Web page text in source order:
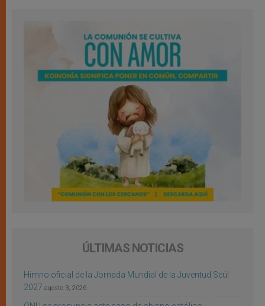
ÚLTIMAS NOTICIAS
Himno oficial de la Jornada Mundial de la Juventud Seúl
2027 agosto 3, 2026